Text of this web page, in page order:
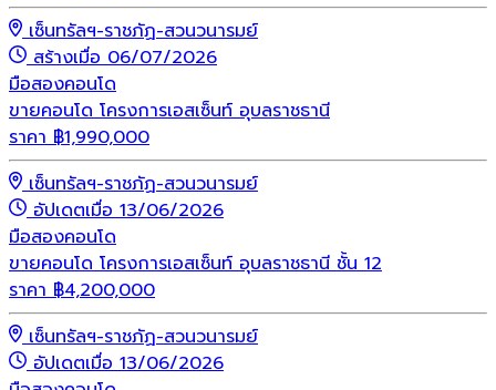
เซ็นทรัลฯ-ราชภัฏ-สวนวนารมย์
สร้างเมื่อ 06/07/2026
มือสองคอนโด
ขายคอนโด โครงการเอสเซ็นท์ อุบลราชธานี
ราคา ฿1,990,000
เซ็นทรัลฯ-ราชภัฏ-สวนวนารมย์
อัปเดตเมื่อ 13/06/2026
มือสองคอนโด
ขายคอนโด โครงการเอสเซ็นท์ อุบลราชธานี ชั้น 12
ราคา ฿4,200,000
เซ็นทรัลฯ-ราชภัฏ-สวนวนารมย์
อัปเดตเมื่อ 13/06/2026